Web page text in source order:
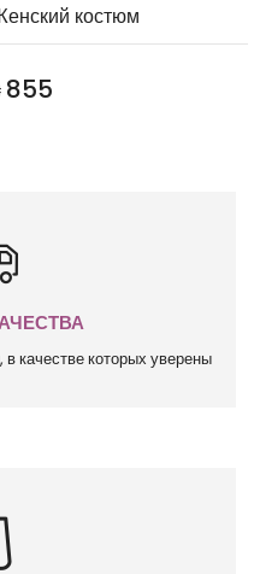
костюм
855
качестве которых уверены